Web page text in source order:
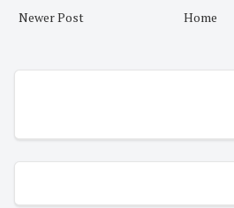
Newer Post Home